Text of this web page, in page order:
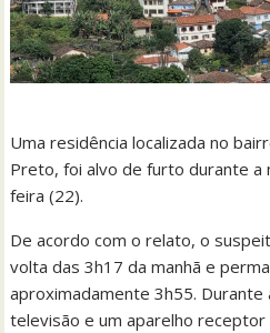
Uma residência localizada no
Preto, foi alvo de furto durante a
feira (22).
De acordo com o relato, o
volta das 3h17 da manhã e
aproximadamente 3h55. Durante
televisão e um aparelho receptor